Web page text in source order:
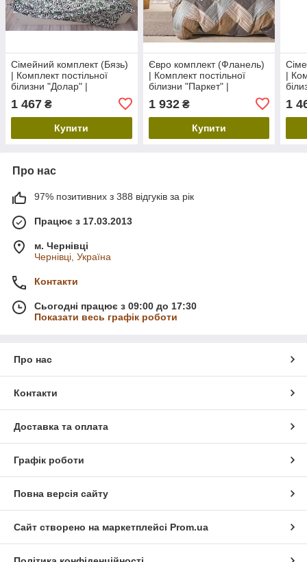
Сімейний комплект (Бязь)
| Комплект постільної
білизни "Долар" |
Простирадло 240х220 см
1 467 ₴
Купити
Євро комплект (Фланель)
| Комплект постільної
білизни "Паркет" |
Простирадло 240х220 см
1 932₴
Купити
|
1
Про нас
97% позитивних з 388 відгуків за рік
Працює з 17.03.2013
м. Чернівці
Чернівці, Україна
Контакти
Сьогодні працює з 09:00 до 17:30
Показати весь графік роботи
Про нас
Контакти
Доставка та оплата
Графік роботи
Повна версія сайту
Сайт створено на маркетплейсі Prom.ua